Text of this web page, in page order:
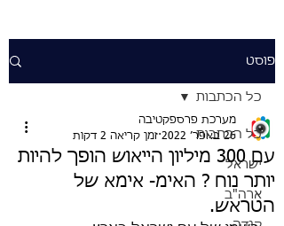
פוסט
כל הכתבות
ישראל
ארה"ב
כל הכתבות
עם 300 מיליון הייאוש הופך להיות
יותר נוח ? האימ- אימא של
הטראש.
מערכת פרספקטיבה
26 באפר׳ 2022
זמן קריאה 2 דקות